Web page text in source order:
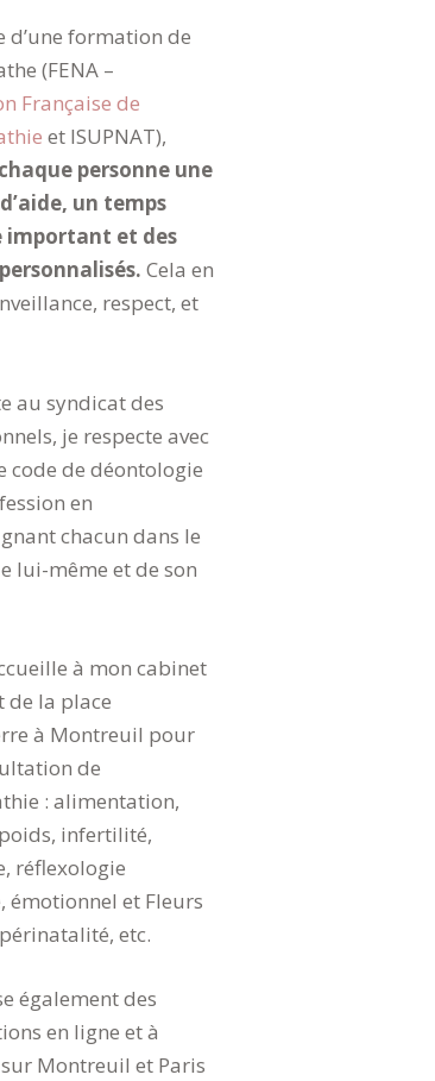
d’une formation de
(FENA –
Française de
et ISUPNAT),
personne une
un temps
important et des
Cela en
respect, et
au syndicat des
je respecte avec
code de déontologie
en
chacun dans le
lui-même et de son
à mon cabinet
de la place
à Montreuil pour
de
: alimentation,
infertilité,
réflexologie
émotionnel et Fleurs
etc.
également des
en ligne et à
Montreuil et Paris